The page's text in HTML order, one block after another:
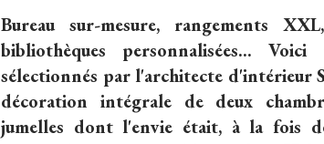
Bureau sur-mesure, rangements
bibliothèques personnalisées...
sélectionnés par l'architecte d'intérieur
décoration intégrale de deux
jumelles dont l'envie était, à la fois